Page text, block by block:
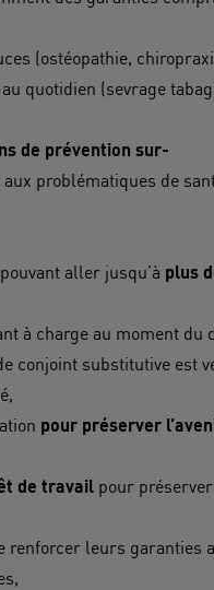
(ostéopathie,
quotidien (sevrage
de prévention sur-
problématiques de
aller jusqu’à plus
à charge au moment du
conjoint substitutive est
pour préserver
de travail pour
renforcer leurs garanties